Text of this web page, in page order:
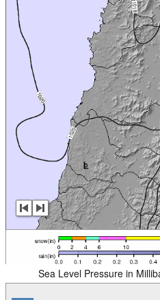
Sea Level Pressure in